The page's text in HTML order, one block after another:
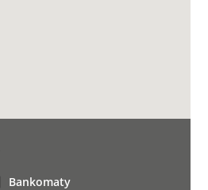
Bankomaty